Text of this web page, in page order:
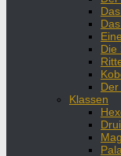
Die
Klassen